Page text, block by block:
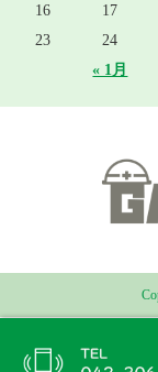
« 1月
16
17
23
24